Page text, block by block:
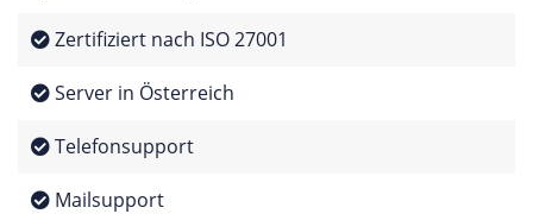
Zertifiziert nach ISO 27001
Server in Österreich
Telefonsupport
Mailsupport